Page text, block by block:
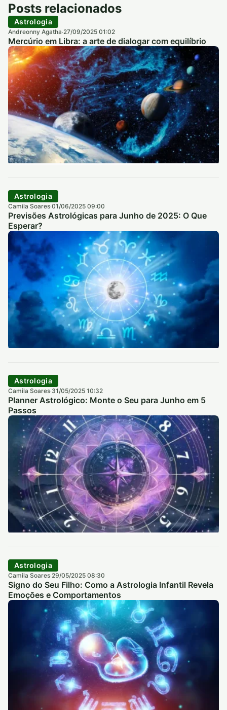
Posts relacionados
Astrologia
Andreonny Agatha·27/09/2025 01:02
Mercúrio em Libra: a arte de dialogar com equilíbrio
Astrologia
Camila Soares·01/06/2025 09:00
Previsões Astrológicas para Junho de 2025: O Que
Esperar?
Astrologia
Camila Soares·31/05/2025 10:32
Planner Astrológico: Monte o Seu para Junho em 5
Passos
Astrologia
Camila Soares·29/05/2025 08:30
Signo do Seu Filho: Como a Astrologia Infantil Revela
Emoções e Comportamentos